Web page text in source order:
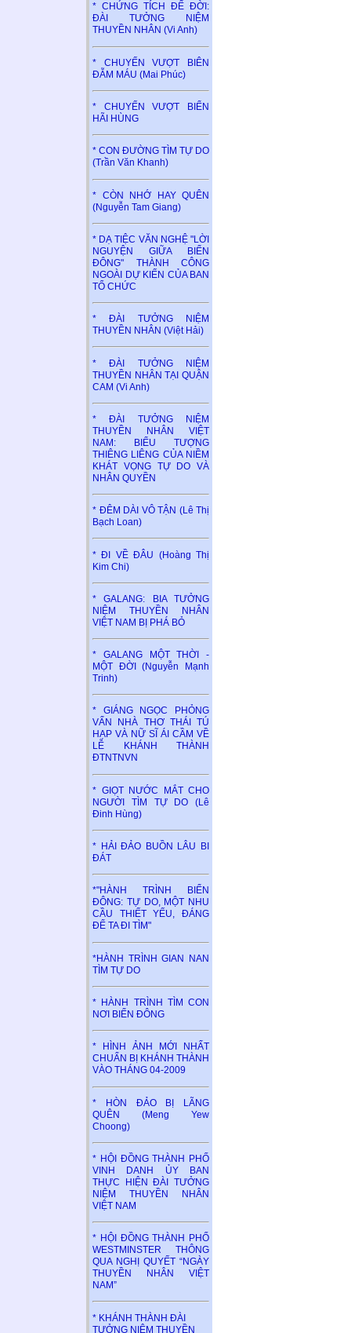
* CHỨNG TÍCH ĐỂ ĐỜI:
ĐÀI TƯỞNG NIỆM
THUYỀN NHÂN (Vi Anh)
* CHUYẾN VƯỢT BIÊN
ĐẪM MÁU (Mai Phúc)
* CHUYẾN VƯỢT BIỂN
HÃI HÙNG
* CON ĐƯỜNG TÌM TỰ DO
(Trần Văn Khanh)
* CÒN NHỚ HAY QUÊN
(Nguyễn Tam Giang)
* DẠ TIỆC VĂN NGHỆ "LỜI
NGUYỆN GIỮA BIỂN
ĐÔNG" THÀNH CÔNG
NGOÀI DỰ KIẾN CỦA BAN
TỔ CHỨC
* ĐÀI TƯỞNG NIỆM
THUYỀN NHÂN (Việt Hải)
* ĐÀI TƯỞNG NIỆM
THUYỀN NHÂN TẠI QUẬN
CAM (Vi Anh)
* ĐÀI TƯỞNG NIỆM
THUYỀN NHÂN VIỆT
NAM: BIỂU TƯỢNG
THIÊNG LIÊNG CỦA NIỀM
KHÁT VỌNG TỰ DO VÀ
NHÂN QUYỀN
* ĐÊM DÀI VÔ TẬN (Lê Thị
Bạch Loan)
* ĐI VỀ ĐÂU (Hoàng Thị
Kim Chi)
* GALANG: BIA TƯỞNG
NIỆM THUYỀN NHÂN
VIỆT NAM BỊ PHÁ BỎ
* GALANG MỘT THỜI -
MỘT ĐỜI (Nguyễn Mạnh
Trinh)
* GIÁNG NGỌC PHỎNG
VẤN NHÀ THƠ THÁI TÚ
HẠP VÀ NỮ SĨ ÁI CẦM VỀ
LỄ KHÁNH THÀNH
ĐTNTNVN
* GIỌT NƯỚC MẮT CHO
NGƯỜI TÌM TỰ DO (Lê
Đinh Hùng)
* HẢI ĐẢO BUỒN LÂU BI
ĐÁT
*"HÀNH TRÌNH BIỂN
ĐÔNG: TỰ DO, MỘT NHU
CẦU THIẾT YẾU, ĐÁNG
ĐỂ TA ĐI TÌM"
*HÀNH TRÌNH GIAN NAN
TÌM TỰ DO
* HÀNH TRÌNH TÌM CON
NƠI BIỂN ĐÔNG
* HÌNH ẢNH MỚI NHẤT
CHUẨN BỊ KHÁNH THÀNH
VÀO THÁNG 04-2009
* HÒN ĐẢO BỊ LÃNG
QUÊN (Meng Yew
Choong)
* HỘI ĐỒNG THÀNH PHỐ
VINH DANH ỦY BAN
THỰC HIỆN ĐÀI TƯỞNG
NIỆM THUYỀN NHÂN
VIỆT NAM
* HỘI ĐỒNG THÀNH PHỐ
WESTMINSTER THÔNG
QUA NGHỊ QUYẾT “NGÀY
THUYỀN NHÂN VIỆT
NAM”
* KHÁNH THÀNH ĐÀI
TƯỞNG NIỆM THUYỀN